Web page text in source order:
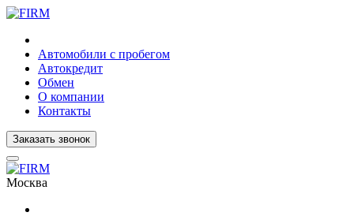
Автомобили с пробегом
Автокредит
Обмен
О компании
Контакты
Заказать звонок
Москва